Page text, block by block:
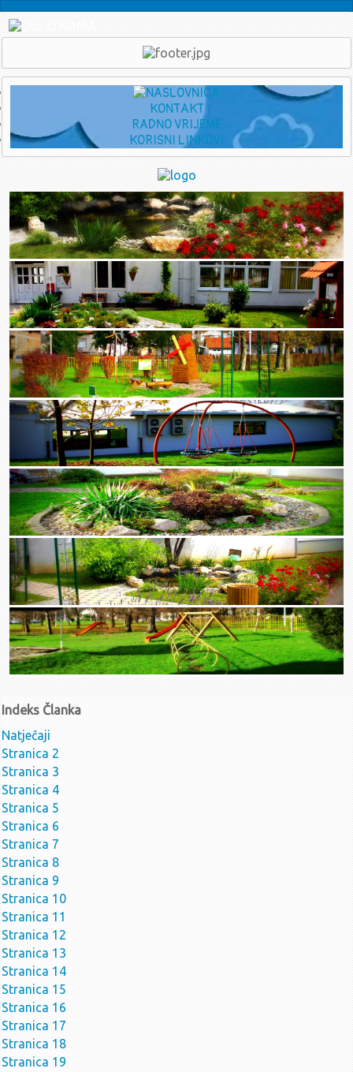
Djelatnici
PRAVNI KUTAK
Transparentnost
Savjetovanje s javnošću
Upravno vijeće
Sjednice u 2026.
Poziv za 12. sjednicu UV-a (16.7.2026.)
travanj - lipanj
Zapisnik sa 11. sjednice UV-a (1.6.2026.)
Poziv za 11. sjednicu UV-a (1.6.2026.)
Zapisnik sa 10. sjednice UV-a (12.5.2026.)
Poziv za 10. sjednicu UV-a (12.05.2026.)
Zaključci sa 9. sjednice UV-a (14.04.2026.)
Poziv za 9. sjednicu UV-a (14.04.2026.)
siječanj - ožujak
Zaključci sa 8. sjednice UV-a (20.03.2026.)
Poziv za 8. sjednicu UV-a (20.03.2026.)
Zaključci sa 7. sjednice UV-a (16.02.2026.)
Poziv za 7. sjednicu UV-a (16.02.2026.)
Zaključci sa 6. sjednice UV-a (19.01.2026.)
Poziv za 6. sjednicu UV-a (19.01.2026.)
Sjednice u 2025.
listopad - prosinac
Poziv za 4. sjednicu UV-a (4.12.2025.)
Zaključci sa 3. sjednice UV-a (6.11.2025.)
Poziv za 3. sjednicu UV-a (6.11.2025.)
Zaključci sa 2. sjednice UV-a (16.10.2025.)
Poziv za 2. sjednicu UV-a (16.10.2025.)
Zaključci sa konstituirajuće sjednice UV-a (8.10.2025.)
Poziv na konstituirajuću sjednicu UV-a (8.10.2025.)
srpanj - rujan
Poziv za 57. sjednicu UV-a (23.9.2025.)
Zaključci sa 56. sjednice UV-a (22.8.2025.)
Poziv za 56. sjednicu UV-a (22.8.2025.)
Zaključci sa 55. sjednice UV-a (21.7.2025.)
Poziv za 55. sjednicu UV-a (21.7.2025.)
travanj - lipanj
Poziv za 53. sjednicu UV-a (20.5.2025.)
Zaključci sa 52. sjednice UV-a (3.4.2025.)
Poziv za 52. sjednicu UV-a (3.4.2025.)
siječanj - ožujak
Zaključci sa 51. sjednice UV-a (19.3.2025.)
Poziv za 51. sjednicu UV-a (19.3.2025.)
Zaključci sa 50. sjednice UV-a (18.2.2025.)
Izmjena i dopuna Dnevnog reda 50. sjednice UV-a
Poziv za 50. sjednicu UV-a (18.2.2025.)
Zaključci sa 49. sjednice UV-a (5.2.2025.)
Poziv za 49. sjednicu UV-a (5.2.2025.)
KONTAKT
RADNO VRIJEME
KORISNI LINKOVI
Indeks Članka
Natječaji
Stranica 2
Stranica 3
Stranica 4
Stranica 5
Stranica 6
Stranica 7
Stranica 8
Stranica 9
Stranica 10
Stranica 11
Stranica 12
Stranica 13
Stranica 14
Stranica 15
Stranica 16
Stranica 17
Stranica 18
Stranica 19